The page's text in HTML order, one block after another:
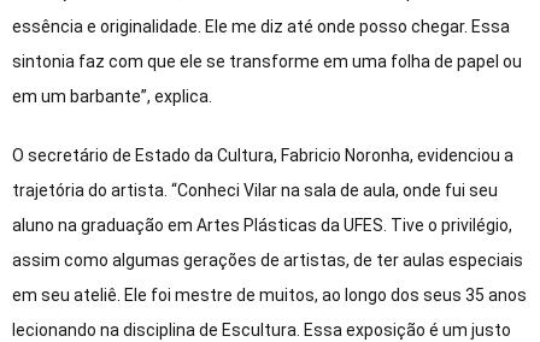
essência e originalidade. Ele me diz até onde posso chegar. Essa
sintonia faz com que ele se transforme em uma folha de papel ou
em um barbante”, explica.
O secretário de Estado da Cultura, Fabricio Noronha, evidenciou a
trajetória do artista. “Conheci Vilar na sala de aula, onde fui seu
aluno na graduação em Artes Plásticas da UFES. Tive o privilégio,
assim como algumas gerações de artistas, de ter aulas especiais
em seu ateliê. Ele foi mestre de muitos, ao longo dos seus 35 anos
lecionando na disciplina de Escultura. Essa exposição é um justo